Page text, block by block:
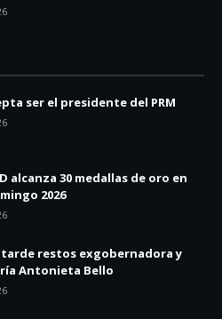
ser el presidente del PRM
alcanza 30 medallas de oro en
2026
restos exgobernadora y
Antonieta Bello